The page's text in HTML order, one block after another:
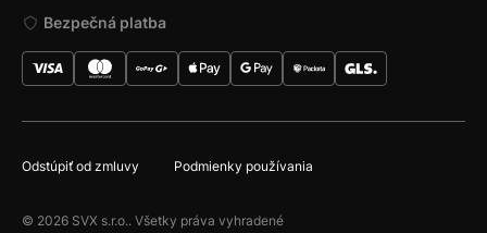
Bezpečná platba
© 2026 SVX s.r.o.. Všetky práva vyhradené
Odstúpiť od zmluvy Podmienky používania